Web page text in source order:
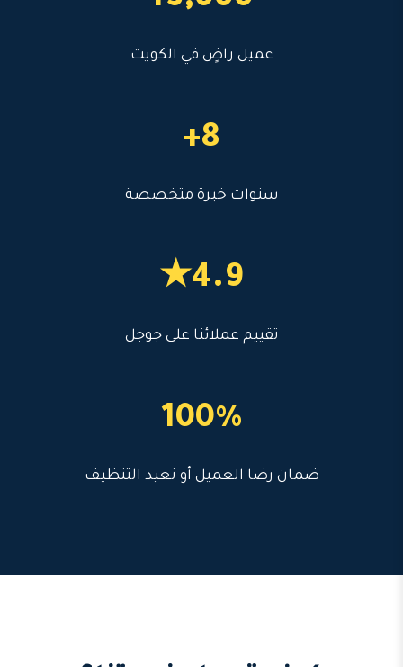
عميل راضٍ في الكويت
8+
سنوات خبرة متخصصة
4.9★
تقييم عملائنا على جوجل
100%
ضمان رضا العميل أو نعيد التنظيف